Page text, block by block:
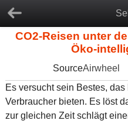
CO2-Reisen unter
Öko-
SourceAirwheel
Es versucht sein Bestes,
Verbraucher bieten. Es löst
zur gleichen Zeit schlägt